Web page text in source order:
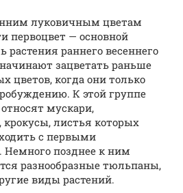
луковичным цветам
первоцвет — основной
растения раннего весеннего
зацветать раньше
цветов, когда они только
К этой группе
мускари,
листья которых
с первыми
Немного позднее к ним
разнообразные тюльпаны,
виды растений.